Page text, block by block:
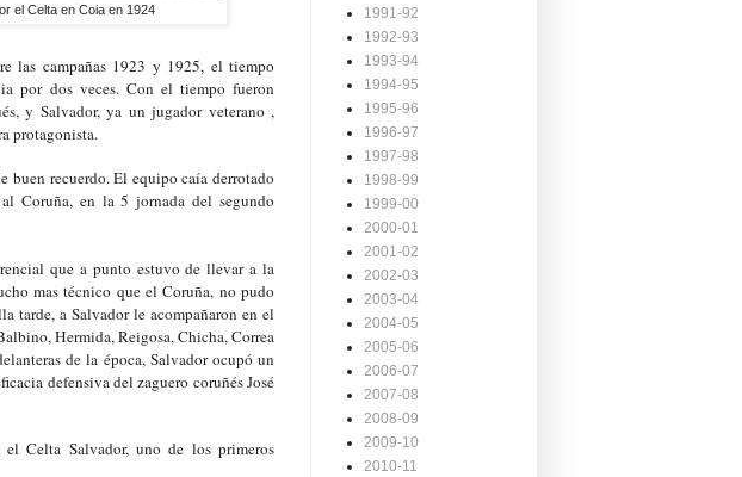
el Celta en Coia en 1924
las campañas 1923 y 1925, el tiempo
por dos veces. Con el tiempo fueron
y Salvador, ya un jugador veterano ,
protagonista.
buen recuerdo. El equipo caía derrotado
Coruña, en la 5 jornada del segundo
que a punto estuvo de llevar a la
mas técnico que el Coruña, no pudo
tarde, a Salvador le acompañaron en el
Hermida, Reigosa, Chicha, Correa
de la época, Salvador ocupó un
defensiva del zaguero coruñés José
Celta Salvador, uno de los primeros
1991-92
1992-93
1993-94
1994-95
1995-96
1996-97
1997-98
1998-99
1999-00
2000-01
2001-02
2002-03
2003-04
2004-05
2005-06
2006-07
2007-08
2008-09
2009-10
2010-11